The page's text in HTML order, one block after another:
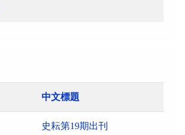
中文標題
史耘第19期出刊